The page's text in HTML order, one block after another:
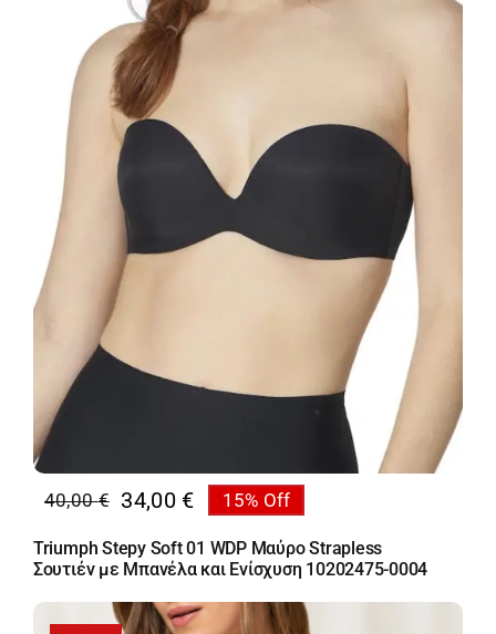
40,00€
Original
price
was:
34,00 €
Η
τρέχουσα
τιμή
34,00 €.
15% Off
Triumph Stepy Soft 01 WDP Μαύρο Strapless
Σουτιέν με Μπανέλα και Ενίσχυση 10202475-0004